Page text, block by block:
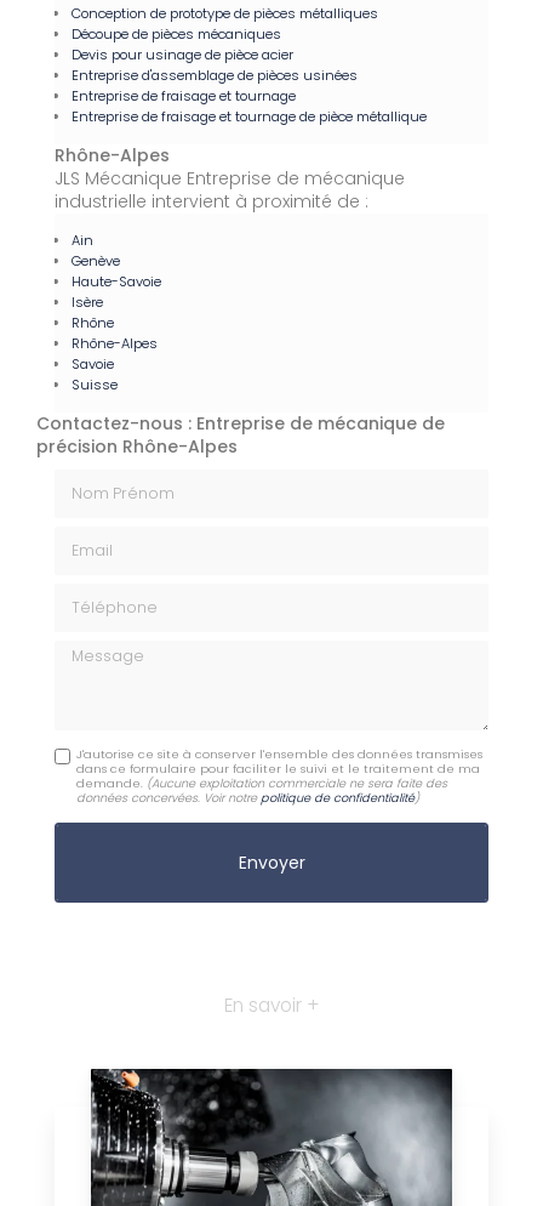
Conception de prototype de pièces métalliques
Découpe de pièces mécaniques
Devis pour usinage de pièce acier
Entreprise d'assemblage de pièces usinées
Entreprise de fraisage et tournage
Entreprise de fraisage et tournage de pièce métallique
Rhône-Alpes
JLS Mécanique Entreprise de mécanique
industrielle intervient à proximité de :
Ain
Genève
Haute-Savoie
Isère
Rhône
Rhône-Alpes
Savoie
Suisse
Contactez-nous : Entreprise de mécanique de
précision Rhône-Alpes
Message
J'autorise ce site à conserver l'ensemble des données transmises
dans ce formulaire pour faciliter le suivi et le traitement de ma
demande. (Aucune exploitation commerciale ne sera faite des
données concervées. Voir notrepolitique de confidentialité)
En savoir +